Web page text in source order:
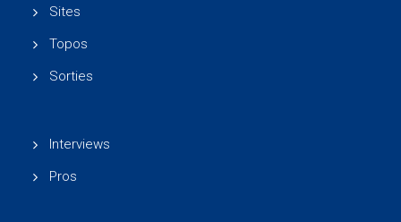
Sites
Topos
Sorties
Interviews
Pros